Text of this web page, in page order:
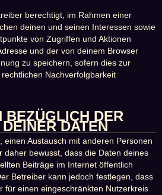
berechtigt, im Rahmen einer
deinen und seinen Interessen sowie
von Zugriffen und Aktionen
und der von deinem Browser
zu speichern, sofern dies zur
Nachverfolgbarkeit
BEZÜGLICH DER
DATEN
einen Austausch mit anderen Personen
daher bewusst, dass die Daten deines
Beiträge im Internet öffentlich
Betreiber kann jedoch festlegen, dass
für einen eingeschränkten Nutzerkreis